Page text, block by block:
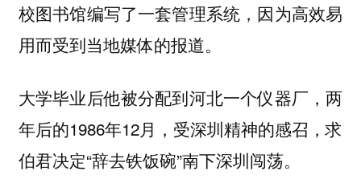
校图书馆编写了一套管理系统，因为高效易
用而受到当地媒体的报道。
大学毕业后他被分配到河北一个仪器厂，两
年后的1986年12月，受深圳精神的感召，求
伯君决定“辞去铁饭碗”南下深圳闯荡。